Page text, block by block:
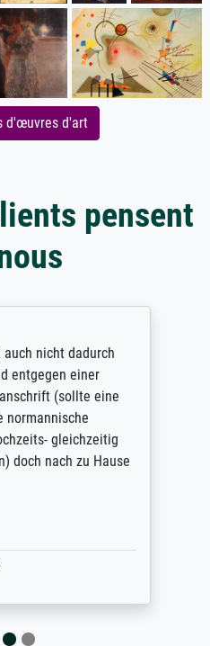
d'œuvres d'art
pensent
nicht dadurch
entgegen einer
(sollte eine
normannische
gleichzeitig
doch nach zu Hause